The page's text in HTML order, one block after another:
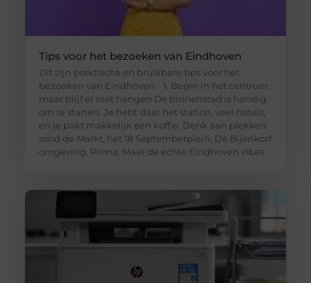
Tips voor het bezoeken van Eindhoven
Dit zijn praktische en bruikbare tips voor het
bezoeken van Eindhoven. 1. Begin in het centrum,
maar blijf er niet hangen De binnenstad is handig
om te starten. Je hebt daar het station, veel hotels,
en je pakt makkelijk een koffie. Denk aan plekken
rond de Markt, het 18 Septemberplein, De Bijenkorf
omgeving. Prima. Maar de echte Eindhoven vibes